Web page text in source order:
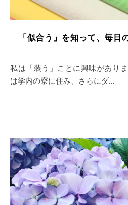
「似合う」を知って、毎日
私は「装う」ことに興味がありませんでした。 大学生の頃
は学内の寮に住み、さらにダ…